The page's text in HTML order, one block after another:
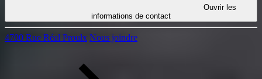
Ouvrir les
informations de contact
4700 Rue Réal Proulx Nous joindre